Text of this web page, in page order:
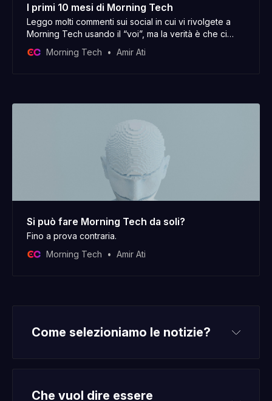
I primi 10 mesi di Morning Tech
Leggo molti commenti sui social in cui vi rivolgete a
Morning Tech usando il “voi”, ma la verità è che ci
iniziato a scrivere questo post il 30 dicembre e oggi, il
Morning Tech Amir Ati
Si può fare Morning Tech da soli?
Fino a prova contraria.
Morning Tech
Amir Ati
Come selezioniamo le notizie?
Che vuol dire essere